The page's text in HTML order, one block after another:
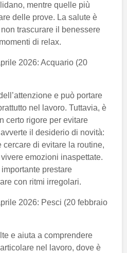
mentre quelle più
delle prove. La salute è
trascurare il benessere
di relax.
2026: Acquario (20
e può portare
nel lavoro. Tuttavia, è
certo rigore per evitare
il desiderio di novità:
di evitare la routine,
emozioni inaspettate.
prestare
con ritmi irregolari.
2026: Pesci (20 febbraio
e aiuta a comprendere
nel lavoro, dove è